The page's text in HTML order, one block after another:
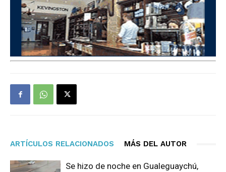
ARTÍCULOS RELACIONADOS MÁS DEL AUTOR
Se hizo de noche en Gualeguaychú,